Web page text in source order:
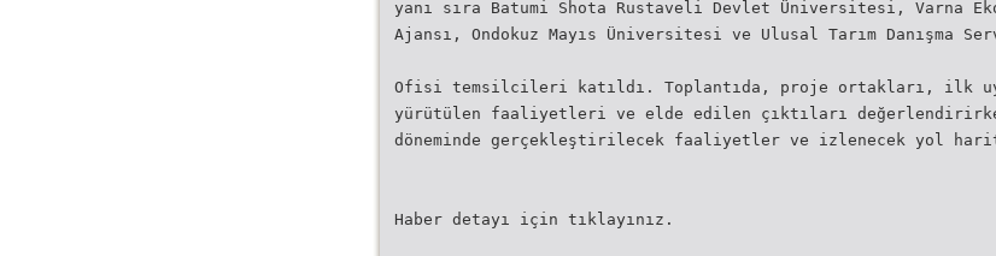
yanı sıra Batumi Shota Rustaveli Devlet Üniversitesi, Varna
Ajansı, Ondokuz Mayıs Üniversitesi ve Ulusal Tarım Danışma
Ofisi temsilcileri katıldı. Toplantıda, proje ortakları, ilk
yürütülen faaliyetleri ve elde edilen çıktıları
döneminde gerçekleştirilecek faaliyetler ve izlenecek yol
Haber detayı için tıklayınız.